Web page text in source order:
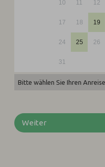
10 11 12
17 18 19
24 25 26
31
Bitte wählen Sie Ihren
Weiter